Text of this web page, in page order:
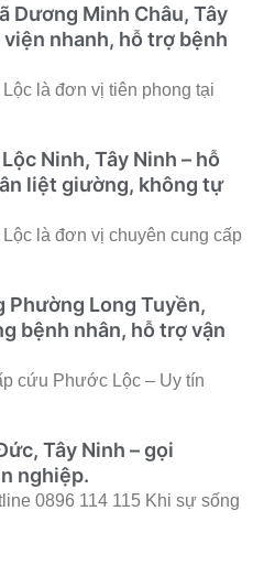
Dương Minh Châu, Tây
nhanh, hỗ trợ bệnh
là đơn vị tiên phong tại
Ninh, Tây Ninh – hỗ
liệt giường, không tự
là đơn vị chuyên cung cấp
Phường Long Tuyền,
bệnh nhân, hỗ trợ vận
cứu Phước Lộc – Uy tín
Tây Ninh – gọi
nghiệp.
0896 114 115 Khi sự sống